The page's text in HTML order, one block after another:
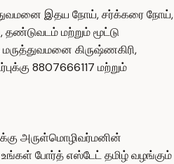
இதய நோய், சர்க்கரை நோய்,
தண்டுவடம் மற்றும் மூட்டு
கிருஷ்ணகிரி,
8807666117 மற்றும்
அருள்மொழிவர்மனின்
போர்த் எஸ்டேட் தமிழ் வழங்கும்